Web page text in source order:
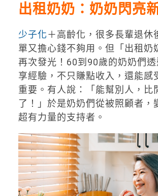
出租奶奶：奶奶閃亮
少子化＋高齡化，很多長輩退休
單又擔心錢不夠用。但「出租奶
再次發光！60到90歲的奶奶們
享經驗，不只賺點收入，還能感
重要。有人說：「能幫別人，比
了！」於是奶奶們從被照顧者，
超有力量的支持者。